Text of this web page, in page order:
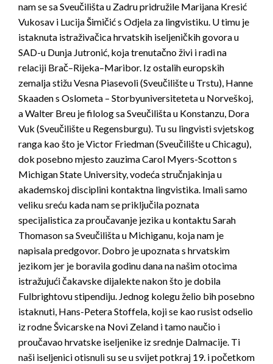
nam se sa Sveučilišta u Zadru pridružile Marijana Kresić
Vukosav i Lucija Šimičić s Odjela za lingvistiku. U timu je
istaknuta istraživačica hrvatskih iseljeničkih govora u
SAD-u Dunja Jutronić, koja trenutačno živi i radi na
relaciji Brač–Rijeka–Maribor. Iz ostalih europskih
zemalja stižu Vesna Piasevoli (Sveučilište u Trstu), Hanne
Skaaden s Oslometa – Storbyuniversiteteta u Norveškoj,
a Walter Breu je filolog sa Sveučilišta u Konstanzu, Dora
Vuk (Sveučilište u Regensburgu). Tu su lingvisti svjetskog
ranga kao što je Victor Friedman (Sveučilište u Chicagu),
dok posebno mjesto zauzima Carol Myers-Scotton s
Michigan State University, vodeća stručnjakinja u
akademskoj disciplini kontaktna lingvistika. Imali samo
veliku sreću kada nam se priključila poznata
specijalistica za proučavanje jezika u kontaktu Sarah
Thomason sa Sveučilišta u Michiganu, koja nam je
napisala predgovor. Dobro je upoznata s hrvatskim
jezikom jer je boravila godinu dana na našim otocima
istražujući čakavske dijalekte nakon što je dobila
Fulbrightovu stipendiju. Jednog kolegu želio bih posebno
istaknuti, Hans-Petera Stoffela, koji se kao rusist odselio
iz rodne Švicarske na Novi Zeland i tamo naučio i
proučavao hrvatske iseljenike iz srednje Dalmacije. Ti
naši iseljenici otisnuli su se u svijet potkraj 19. i početkom